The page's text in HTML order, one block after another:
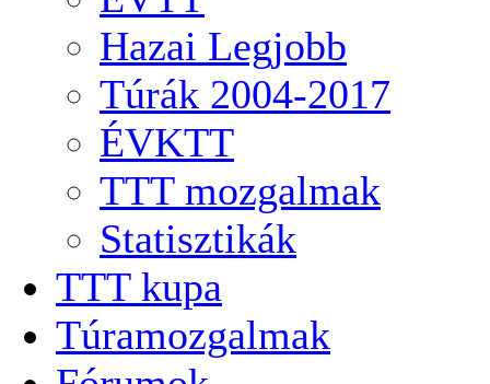
Hazai Legjobb
Túrák 2004-2017
ÉVKTT
TTT mozgalmak
Statisztikák
TTT kupa
Túramozgalmak